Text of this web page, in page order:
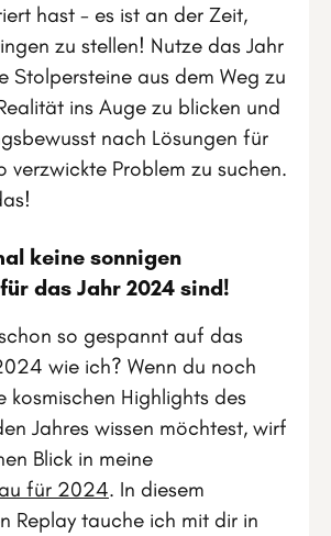
hast - es ist an der Zeit,
zu stellen! Nutze das Jahr
Stolpersteine aus dem Weg zu
ins Auge zu blicken und
nach Lösungen für
verzwickte Problem zu suchen.
keine sonnigen
das Jahr 2024 sind!
so gespannt auf das
wie ich? Wenn du noch
kosmischen Highlights des
Jahres wissen möchtest, wirf
Blick in meine
für 2024. In diesem
Replay tauche ich mit dir in